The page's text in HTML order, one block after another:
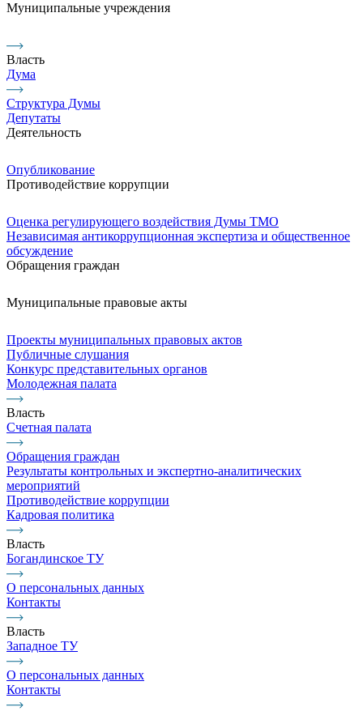
Муниципальные учреждения
Власть
Дума
Структура Думы
Депутаты
Деятельность
Опубликование
Противодействие коррупции
Оценка регулирующего воздействия Думы ТМО
Независимая антикоррупционная экспертиза и общественное
обсуждение
Обращения граждан
Муниципальные правовые акты
Проекты муниципальных правовых актов
Публичные слушания
Конкурс представительных органов
Молодежная палата
Власть
Счетная палата
Обращения граждан
Результаты контрольных и экспертно-аналитических
мероприятий
Противодействие коррупции
Кадровая политика
Власть
Богандинское ТУ
О персональных данных
Контакты
Власть
Западное ТУ
О персональных данных
Контакты